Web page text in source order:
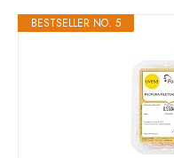
BESTSELLER NO. 5